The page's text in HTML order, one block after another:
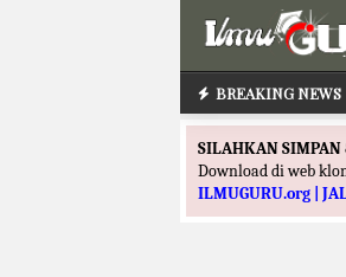
BREAKING NEWS
SILAHKAN
Download di web
ILMUGURU.org |